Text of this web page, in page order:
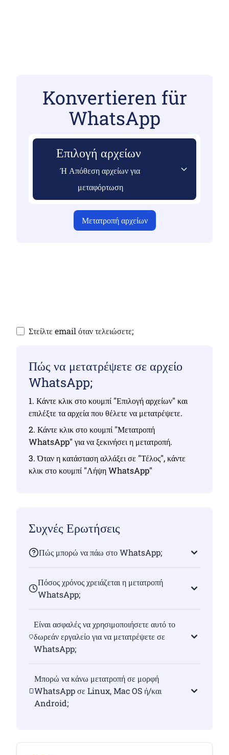
Konvertieren für
WhatsApp
Επιλογή αρχείων
Ή Απόθεση αρχείων για
μεταφόρτωση
Μετατροπή αρχείων
Στείλτε email όταν τελειώσετε;
Πώς να μετατρέψετε σε αρχείο
WhatsApp;
1. Κάντε κλικ στο κουμπί "Επιλογή αρχείων" και
επιλέξτε τα αρχεία που θέλετε να μετατρέψετε.
2. Κάντε κλικ στο κουμπί "Μετατροπή
WhatsApp" για να ξεκινήσει η μετατροπή.
3. Όταν η κατάσταση αλλάξει σε "Τέλος", κάντε
κλικ στο κουμπί "Λήψη WhatsApp"
Συχνές Ερωτήσεις
Πώς μπορώ να πάω στο WhatsApp;
Πόσος χρόνος χρειάζεται η μετατροπή
WhatsApp;
Είναι ασφαλές να χρησιμοποιήσετε αυτό το
δωρεάν εργαλείο για να μετατρέψετε σε
WhatsApp;
Μπορώ να κάνω μετατροπή σε μορφή
WhatsApp σε Linux, Mac OS ή/και
Android;